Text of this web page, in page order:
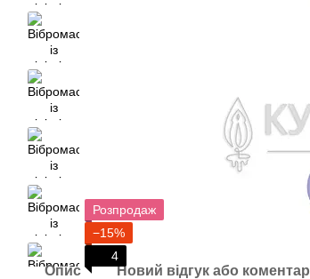
Розпродаж
−15%
4
Опис Новий відгук або коментар